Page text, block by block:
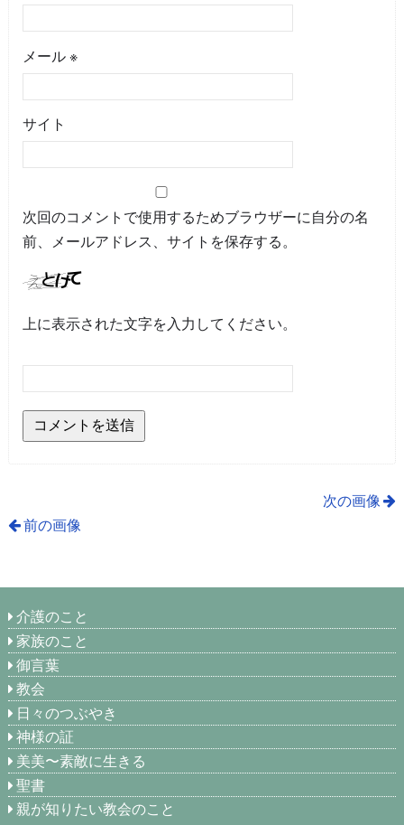
メール ※
サイト
次回のコメントで使用するためブラウザーに自分の名
前、メールアドレス、サイトを保存する。
上に表示された文字を入力してください。
次の画像
前の画像
介護のこと
家族のこと
御言葉
教会
日々のつぶやき
神様の証
美美〜素敵に生きる
聖書
親が知りたい教会のこと